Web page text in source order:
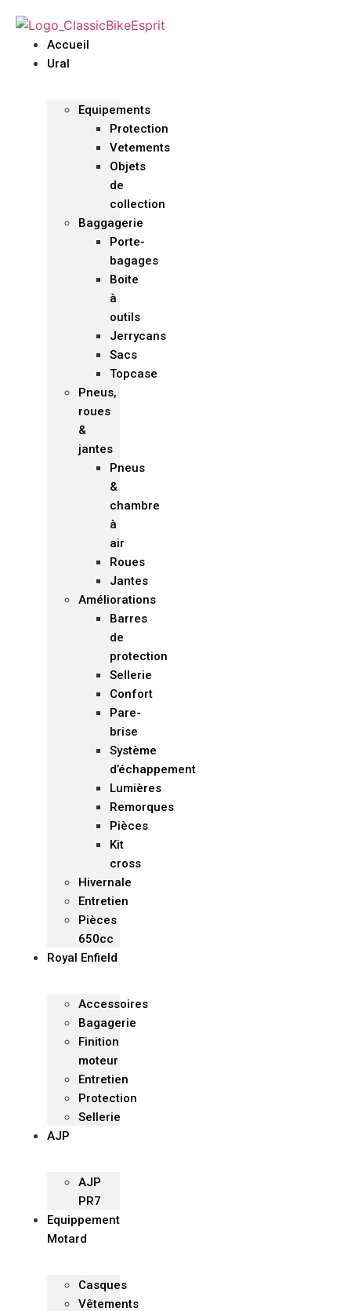
Accueil
Ural
Equipements
Protection
Vetements
Objets
de
collection
Baggagerie
Porte-
bagages
Boite
à
outils
Jerrycans
Sacs
Topcase
Pneus,
roues
&
jantes
Pneus
&
chambre
à
air
Roues
Jantes
Améliorations
Barres
de
protection
Sellerie
Confort
Pare-
brise
Système
d’échappement
Lumières
Remorques
Pièces
Kit
cross
Hivernale
Entretien
Pièces
650cc
Royal Enfield
Accessoires
Bagagerie
Finition
moteur
Entretien
Protection
Sellerie
AJP
AJP
PR7
Equippement
Motard
Casques
Vêtements